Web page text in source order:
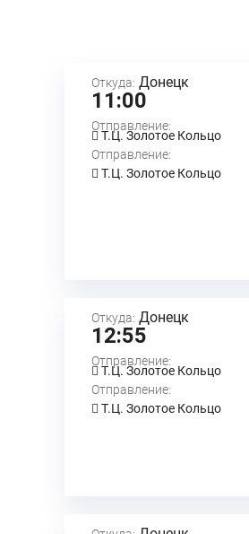
Откуда: Донецк
11:00
Отправление:
Т.Ц. Золотое Кольцо
Отправление:
Т.Ц. Золотое Кольцо
Откуда: Донецк
12:55
Отправление:
Т.Ц. Золотое Кольцо
Отправление:
Т.Ц. Золотое Кольцо